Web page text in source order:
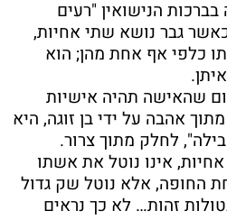
בברכות הנישואין "רעים
גבר נושא שתי אחיות,
כלפי אף אחת מהן; הוא
שהאישה תהיה אישיות
אהבה על ידי בן זוגה, היא
לחלק מתוך צרור.
אינו נוטל את אשתו
החופה, אלא נוטל שק גדול
זהות… לא כך נראים